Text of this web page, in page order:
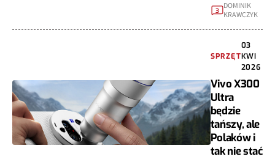
3
DOMINIK
KRAWCZYK
SPRZĘT
03
KWI
2026
Vivo X300
Ultra
będzie
tańszy, ale
Polaków i
tak nie stać